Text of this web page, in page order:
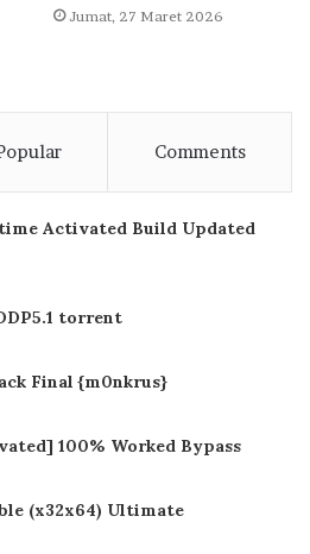
Jumat, 27 Maret 2026
Comments
Activated Build Updated
torrent
Final {m0nkrus}
100% Worked Bypass
(x32x64) Ultimate